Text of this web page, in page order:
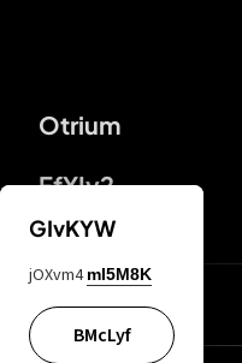
Otrium
FfYIy2
ZbBJcb
GIvKYW
jOXvm4 mI5M8K
BMcLyf